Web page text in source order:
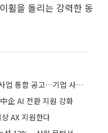
휠을 돌리는 강력한 동
과기정통부·산업부·중기부, AX 사업 통합 공고…기업 사업 편의 제고
企 AI 전환 지원 강화
AX 지원한다